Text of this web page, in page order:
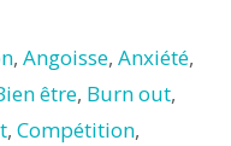
,Angoisse,Anxiété,
être, Burn out,
, Compétition,